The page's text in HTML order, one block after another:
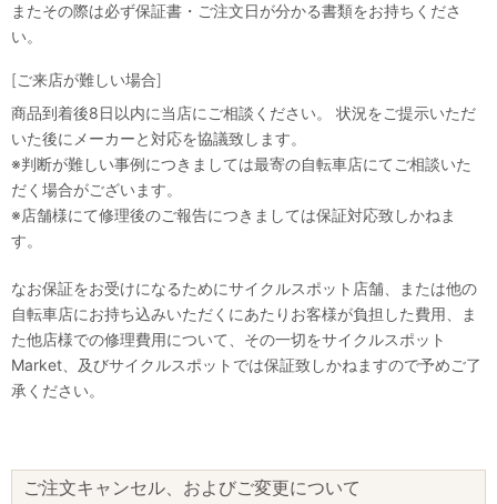
またその際は必ず保証書・ご注文日が分かる書類をお持ちくださ
い。
[ご来店が難しい場合]
商品到着後8日以内に当店にご相談ください。 状況をご提示いただ
いた後にメーカーと対応を協議致します。
※判断が難しい事例につきましては最寄の自転車店にてご相談いた
だく場合がございます。
※店舗様にて修理後のご報告につきましては保証対応致しかねま
す。
なお保証をお受けになるためにサイクルスポット店舗、または他の
自転車店にお持ち込みいただくにあたりお客様が負担した費用、ま
た他店様での修理費用について、その一切をサイクルスポット
Market、及びサイクルスポットでは保証致しかねますので予めご了
承ください。
ご注文キャンセル、およびご変更について